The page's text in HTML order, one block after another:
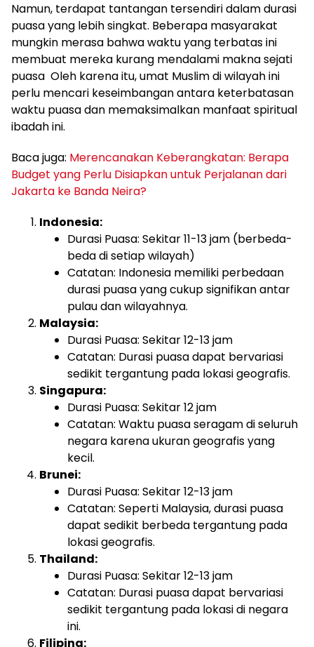
Namun, terdapat tantangan tersendiri dalam durasi
puasa yang lebih singkat. Beberapa masyarakat
mungkin merasa bahwa waktu yang terbatas ini
membuat mereka kurang mendalami makna sejati
puasa Oleh karena itu, umat Muslim di wilayah ini
perlu mencari keseimbangan antara keterbatasan
waktu puasa dan memaksimalkan manfaat spiritual
ibadah ini.
Baca juga: Merencanakan Keberangkatan: Berapa
Budget yang Perlu Disiapkan untuk Perjalanan dari
Jakarta ke Banda Neira?
Indonesia:
Durasi Puasa: Sekitar 11-13 jam (berbeda-
beda di setiap wilayah)
Catatan: Indonesia memiliki perbedaan
durasi puasa yang cukup signifikan antar
pulau dan wilayahnya.
Malaysia:
Durasi Puasa: Sekitar 12-13 jam
Catatan: Durasi puasa dapat bervariasi
sedikit tergantung pada lokasi geografis.
Singapura:
Durasi Puasa: Sekitar 12 jam
Catatan: Waktu puasa seragam di seluruh
negara karena ukuran geografis yang
kecil.
Brunei:
Durasi Puasa: Sekitar 12-13 jam
Catatan: Seperti Malaysia, durasi puasa
dapat sedikit berbeda tergantung pada
lokasi geografis.
Thailand:
Durasi Puasa: Sekitar 12-13 jam
Catatan: Durasi puasa dapat bervariasi
sedikit tergantung pada lokasi di negara
ini.
Filipina: